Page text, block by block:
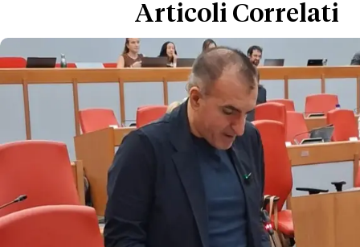
Articoli Correlati